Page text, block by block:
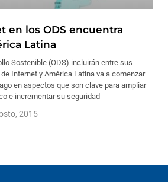
en los ODS encuentra
Latina
Sostenible (ODS) incluirán entre sus
Internet y América Latina va a comenzar
en aspectos que son clave para ampliar
e incrementar su seguridad
2015